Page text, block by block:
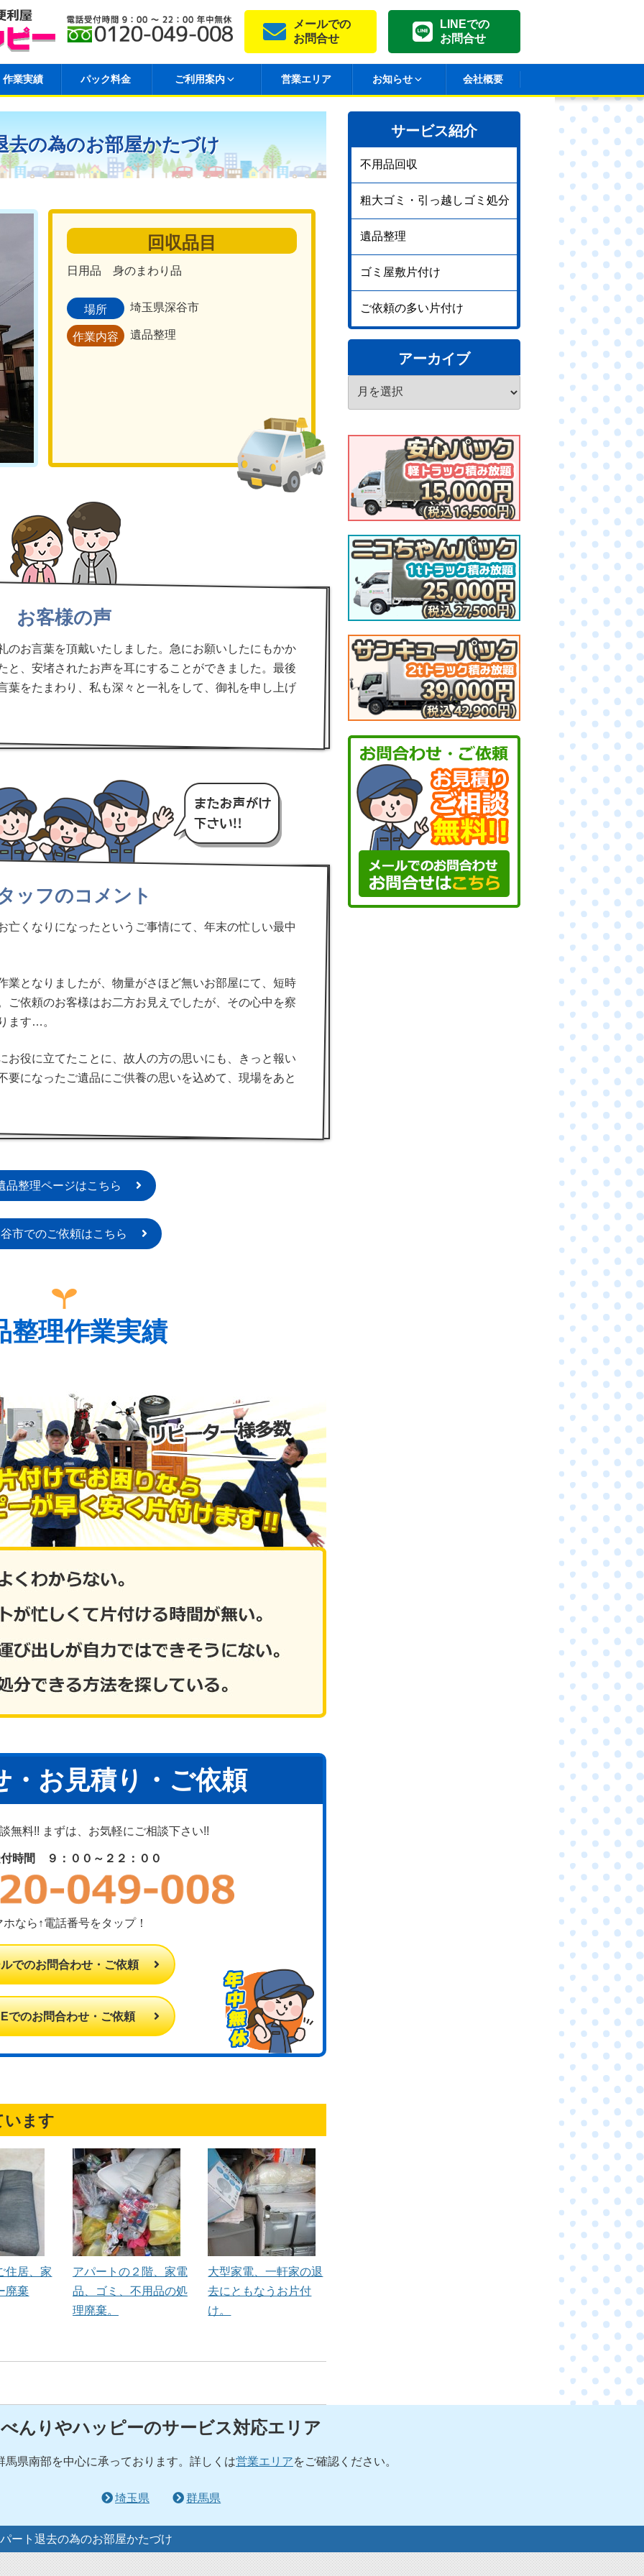
メールでの
お問合せ
LINEでの
お問合せ
作業実績 パック料金 ご利用案内 営業エリア お知らせ 会社概要
去の為のお部屋かたづけ
回収品目
日用品 身のまわり品
場所 埼玉県深谷市
作業内容 遺品整理
お客様の声
のお言葉を頂戴いたしました。急にお願いしたにもかか
と、安堵されたお声を耳にすることができました。最後
葉をたまわり、私も深々と一礼をして、御礼を申し上げ
ッフのコメント
亡くなりになったというご事情にて、年末の忙しい最中
業となりましたが、物量がさほど無いお部屋にて、短時
ご依頼のお客様はお二方お見えでしたが、その心中を察
ます…。
お役に立てたことに、故人の方の思いにも、きっと報い
要になったご遺品にご供養の思いを込めて、現場をあと
品整理ページはこちら
市でのご依頼はこちら
整理作業実績
・お見積り・ご依頼
無料!! まずは、お気軽にご相談下さい!!
時間 ９：００～２２：００
ホなら↑電話番号をタップ！
でのお問合わせ・ご依頼
でのお問合わせ・ご依頼
います
住居、家
廃棄
アパートの２階、家電
品、ゴミ、不用品の処
理廃棄。
大型家電、一軒家の退
去にともなうお片付
け。
サービス紹介
不用品回収
粗大ゴミ・引っ越しゴミ処分
遺品整理
ゴミ屋敷片付け
ご依頼の多い片付け
アーカイブ
べんりやハッピーのサービス対応エリア
馬県南部を中心に承っております。詳しくは営業エリアをご確認ください。
埼玉県 群馬県
ート退去の為のお部屋かたづけ